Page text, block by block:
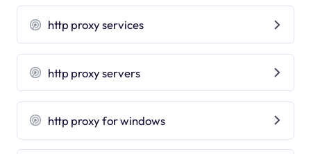
http proxy services
http proxy servers
http proxy for windows